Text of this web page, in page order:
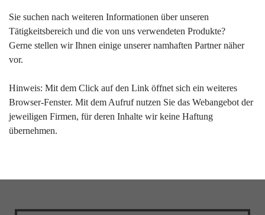
Sie suchen nach weiteren Informationen über unseren
Tätigkeitsbereich und die von uns verwendeten Produkte?
Gerne stellen wir Ihnen einige unserer namhaften Partner näher
vor.
Hinweis: Mit dem Click auf den Link öffnet sich ein weiteres
Browser-Fenster. Mit dem Aufruf nutzen Sie das Webangebot der
jeweiligen Firmen, für deren Inhalte wir keine Haftung
übernehmen.